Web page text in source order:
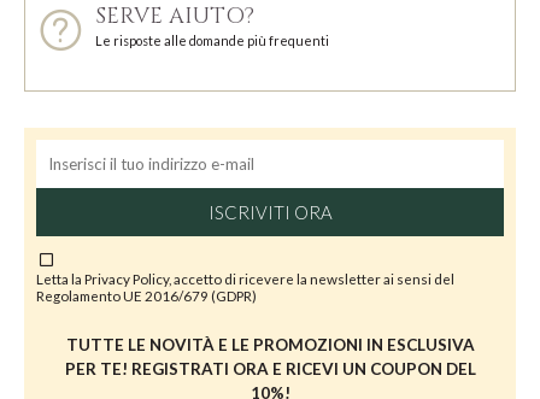
SERVE AIUTO?
Le risposte alle domande più frequenti
ISCRIVITI ORA
Letta la Privacy Policy, accetto di ricevere la newsletter ai sensi del
Regolamento UE 2016/679 (GDPR)
TUTTE LE NOVITÀ E LE PROMOZIONI IN ESCLUSIVA
PER TE! REGISTRATI ORA E RICEVI UN COUPON DEL
10%!